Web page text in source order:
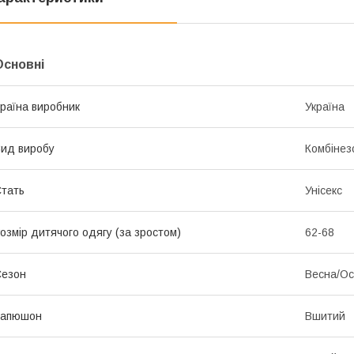
виробник Україна
виробу
Унісекс
дитячого одягу (за зростом) 62-68
Весна/
Вшитий